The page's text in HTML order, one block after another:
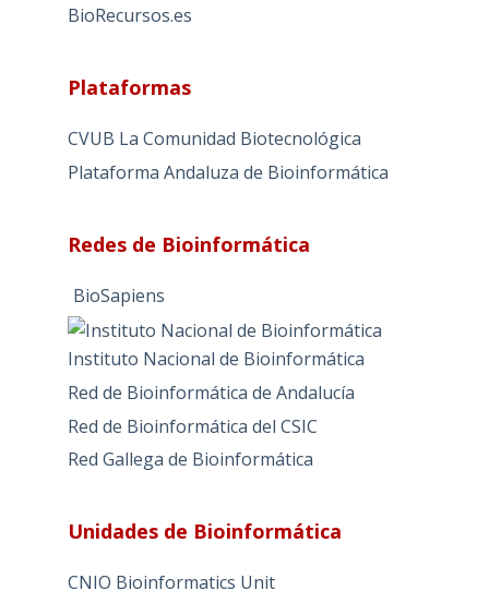
a
v
:
BioRecursos.es
Plataformas
CVUB La Comunidad Biotecnológica
Plataforma Andaluza de Bioinformática
Redes de Bioinformática
BioSapiens
Instituto Nacional de Bioinformática
Red de Bioinformática de Andalucía
Red de Bioinformática del CSIC
Red Gallega de Bioinformática
Unidades de Bioinformática
CNIO Bioinformatics Unit